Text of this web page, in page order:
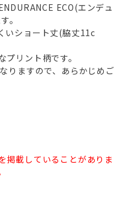
ECO(エンデュ
。
いショート丈(脇丈11c
リント柄です。
りますので、あらかじめご
掲載していることがありま